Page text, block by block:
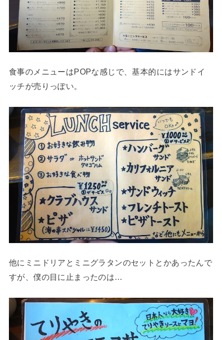
食事のメニューはPOPな感じで、基本的にはサンドイ
ッチが売りっぽい。
他にミニドリアとミニグラタンのセットとかあったんで
すが、僕の目に止まったのは…